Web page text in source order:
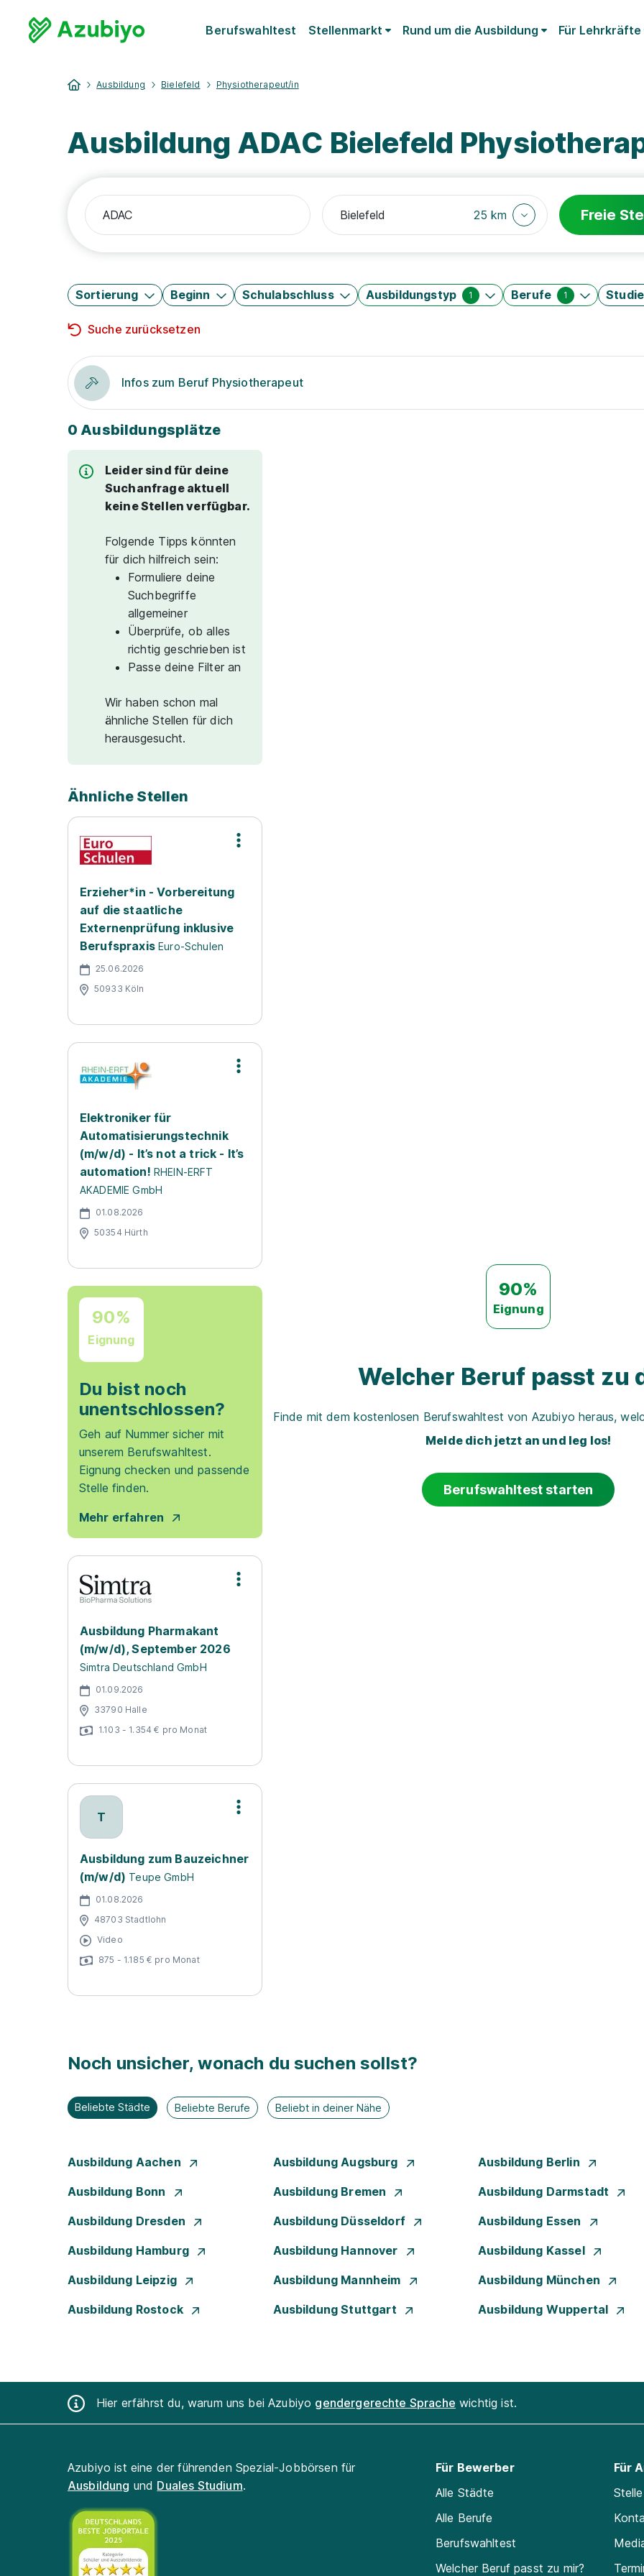
Berufswahltest Stellenmarkt Rund um die Ausbildung Für Lehrkräfte
Ausbildung Bielefeld Physiotherapeut/in
Ausbildung ADAC Bielefeld
25 km Freie
Sortierung Beginn Schulabschluss Ausbildungstyp 1 Berufe 1
Suche zurücksetzen
Infos zum Beruf Physiotherapeut
0 Ausbildungsplätze
Leider sind für deine
Suchanfrage aktuell
keine Stellen verfügbar.
Folgende Tipps könnten
für dich hilfreich sein:
Formuliere deine
Suchbegriffe
allgemeiner
Überprüfe, ob alles
richtig geschrieben ist
Passe deine Filter an
Wir haben schon mal
ähnliche Stellen für dich
herausgesucht.
Ähnliche Stellen
Erzieher*in - Vorbereitung
auf die staatliche
Externenprüfung inklusive
Berufspraxis Euro-Schulen
25.06.2026
50933 Köln
Elektroniker für
Automatisierungstechnik
(m/w/d) - It’s not a trick - It’s
automation! RHEIN-ERFT
AKADEMIE GmbH
01.08.2026
50354 Hürth
90%
Eignung
Du bist noch
unentschlossen?
Geh auf Nummer sicher mit
unserem Berufswahltest.
Eignung checken und passende
Stelle finden.
Mehr erfahren
Ausbildung Pharmakant
(m/w/d), September 2026
Simtra Deutschland GmbH
01.09.2026
33790 Halle
1.103 - 1.354 € pro Monat
T
Ausbildung zum Bauzeichner
(m/w/d) Teupe GmbH
01.08.2026
48703 Stadtlohn
Video
875 - 1.185 € pro Monat
90%
Eignung
Welcher Beruf passt zu
Finde mit dem kostenlosen Berufswahltest von Azubiyo heraus,
Melde dich jetzt an und leg los!
Berufswahltest starten
Noch unsicher, wonach du suchen sollst?
Beliebte Städte Beliebte Berufe Beliebt in deiner Nähe
Ausbildung Aachen Ausbildung Augsburg Ausbildung Berlin
Ausbildung Bonn Ausbildung Bremen Ausbildung Darmstadt
Ausbildung Dresden Ausbildung Düsseldorf Ausbildung Essen
Ausbildung Hamburg Ausbildung Hannover Ausbildung Kassel
Ausbildung Leipzig Ausbildung Mannheim Ausbildung München
Ausbildung Rostock Ausbildung Stuttgart Ausbildung Wuppertal
Hier erfährst du, warum uns bei Azubiyo gendergerechte Sprache wichtig ist.
Azubiyo ist eine der führenden Spezial-Jobbörsen für
Ausbildung und Duales Studium.
Für Bewerber
Alle Städte
Alle Berufe
Berufswahltest
Welcher Beruf passt zu mir?
Für